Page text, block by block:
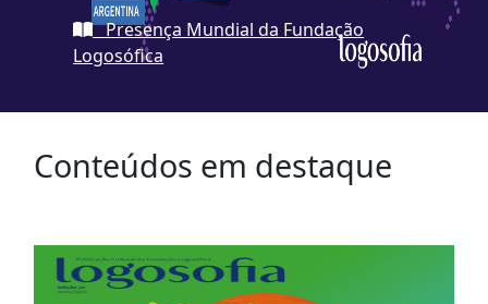
Presença Mundial da Fundação
Logosófica
Conteúdos em destaque